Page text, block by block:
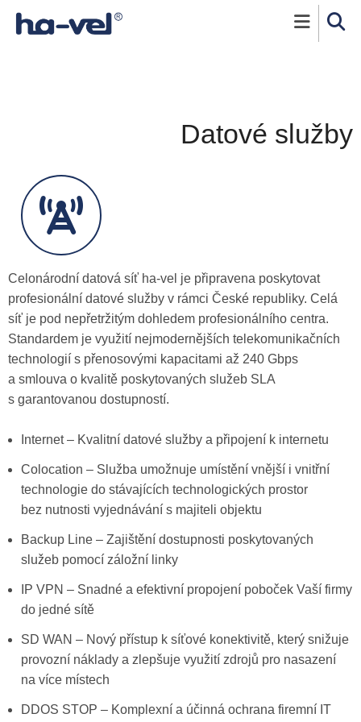
Přejít k hlavnímu obsahu
Datové služby
Celonárodní datová síť ha-vel je připravena poskytovat
profesionální datové služby v rámci České republiky. Celá
síť je pod nepřetržitým dohledem profesionálního centra.
Standardem je využití nejmodernějších telekomunikačních
technologií s přenosovými kapacitami až 240 Gbps
a smlouva o kvalitě poskytovaných služeb SLA
s garantovanou dostupností.
Internet – Kvalitní datové služby a připojení k internetu
Colocation – Služba umožnuje umístění vnější i vnitřní
technologie do stávajících technologických prostor
bez nutnosti vyjednávání s majiteli objektu
Backup Line – Zajištění dostupnosti poskytovaných
služeb pomocí záložní linky
IP VPN – Snadné a efektivní propojení poboček Vaší firmy
do jedné sítě
SD WAN – Nový přístup k síťové konektivitě, který snižuje
provozní náklady a zlepšuje využití zdrojů pro nasazení
na více místech
DDOS STOP – Komplexní a účinná ochrana firemní IT